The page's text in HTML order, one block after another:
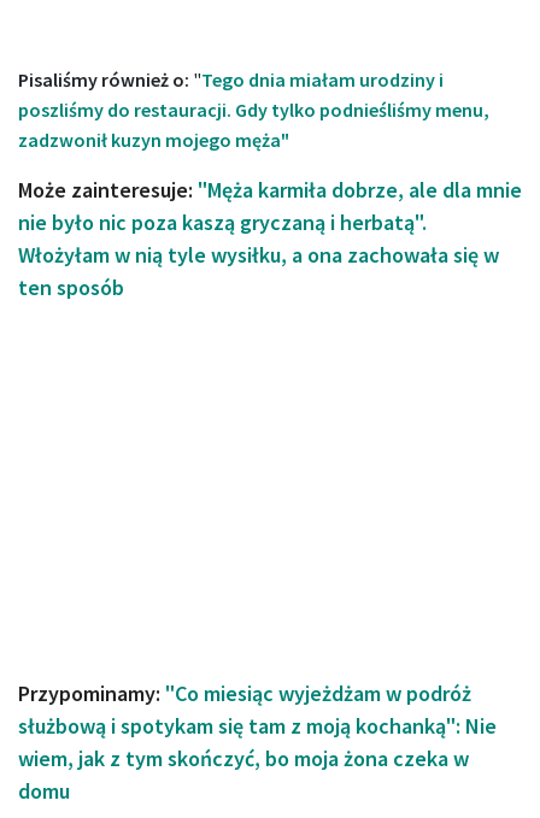
Pisaliśmy również o: "Tego dnia miałam urodziny i
poszliśmy do restauracji. Gdy tylko podnieśliśmy menu,
zadzwonił kuzyn mojego męża"
Może zainteresuje: "Męża karmiła dobrze, ale dla mnie
nie było nic poza kaszą gryczaną i herbatą".
Włożyłam w nią tyle wysiłku, a ona zachowała się w
ten sposób
Przypominamy: "Co miesiąc wyjeżdżam w podróż
służbową i spotykam się tam z moją kochanką": Nie
wiem, jak z tym skończyć, bo moja żona czeka w
domu